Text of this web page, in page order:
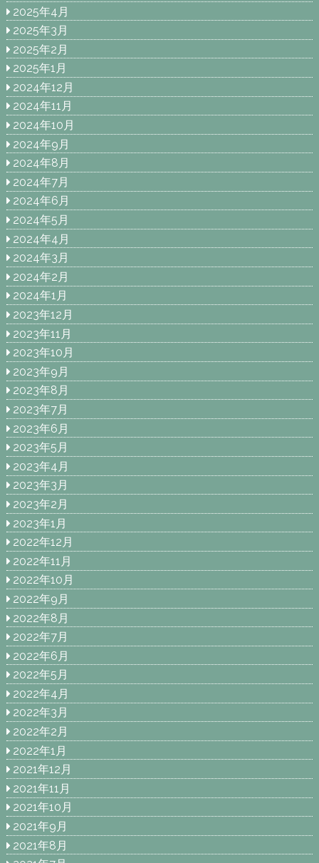
2025年4月
2025年3月
2025年2月
2025年1月
2024年12月
2024年11月
2024年10月
2024年9月
2024年8月
2024年7月
2024年6月
2024年5月
2024年4月
2024年3月
2024年2月
2024年1月
2023年12月
2023年11月
2023年10月
2023年9月
2023年8月
2023年7月
2023年6月
2023年5月
2023年4月
2023年3月
2023年2月
2023年1月
2022年12月
2022年11月
2022年10月
2022年9月
2022年8月
2022年7月
2022年6月
2022年5月
2022年4月
2022年3月
2022年2月
2022年1月
2021年12月
2021年11月
2021年10月
2021年9月
2021年8月